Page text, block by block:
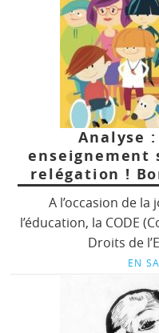
Analyse
enseignement
relégation !
A l’occasion de
l’éducation, la CODE
Droits de
EN